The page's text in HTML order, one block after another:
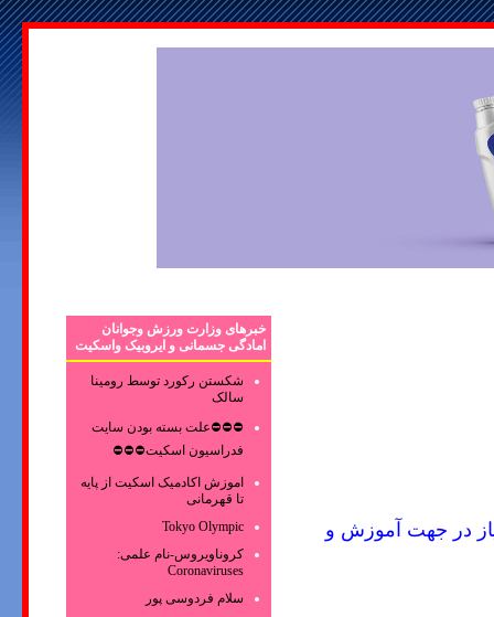
در جهت آموزش و
خبرهای وزارت ورزش وجوانان
امادگی جسمانی و ایروبیک واسکیت
شکستن رکورد توسط رومینا
سالک
⛔⛔⛔علت بسته بودن سایت
فدراسیون اسکیت⛔⛔⛔
اموزش اکادمیک اسکیت از پایه
تا قهرمانی
Tokyo Olympic
کروناویروس‌-نام علمی:
Coronaviruses
سلام فردوسی پور